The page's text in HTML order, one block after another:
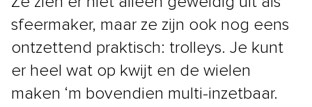
sfeermaker, maar ze zijn ook nog eens
ontzettend praktisch: trolleys. Je kunt
er heel wat op kwijt en de wielen
maken ‘m bovendien multi-inzetbaar.